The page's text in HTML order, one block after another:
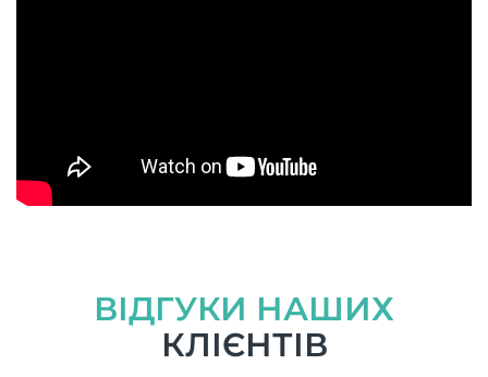
ВІДГУКИ НАШИХ
КЛІЄНТІВ